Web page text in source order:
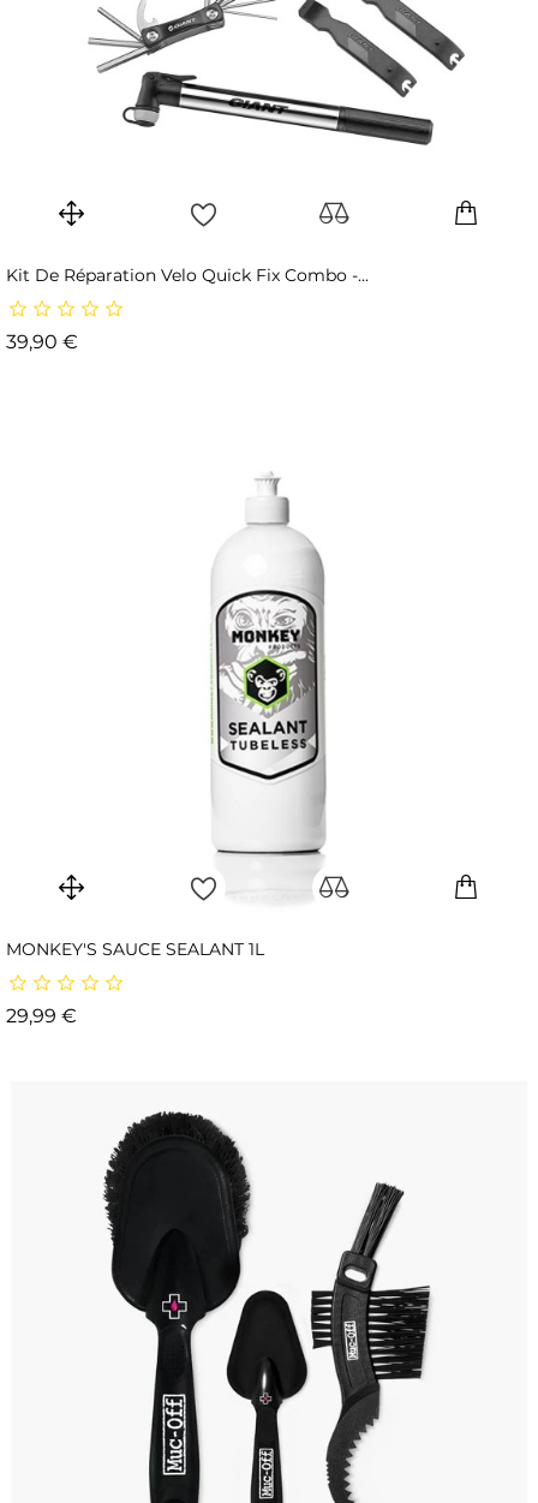
Kit De Réparation Velo Quick Fix Combo -...
39,90 €
MONKEY'S SAUCE SEALANT 1L
29,99 €